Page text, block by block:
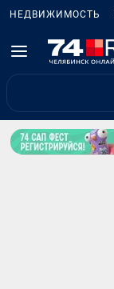
НЕДВИЖИМОСТЬ